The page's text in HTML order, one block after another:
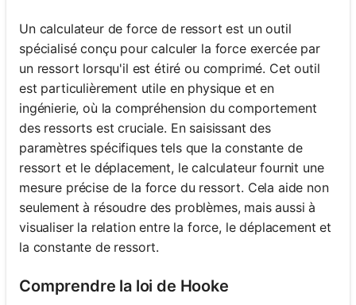
Un calculateur de force de ressort est un outil
spécialisé conçu pour calculer la force exercée par
un ressort lorsqu'il est étiré ou comprimé. Cet outil
est particulièrement utile en physique et en
ingénierie, où la compréhension du comportement
des ressorts est cruciale. En saisissant des
paramètres spécifiques tels que la constante de
ressort et le déplacement, le calculateur fournit une
mesure précise de la force du ressort. Cela aide non
seulement à résoudre des problèmes, mais aussi à
visualiser la relation entre la force, le déplacement et
la constante de ressort.
Comprendre la loi de Hooke